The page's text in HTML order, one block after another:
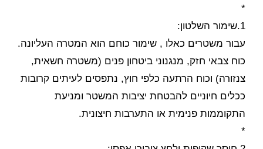
*
1.שימור השלטון:
עבור משטרים כאלו , שימור כוחם הוא המטרה העליונה.
כוח צבאי חזק, מנגנוני ביטחון פנים (משטרה חשאית,
צנזורה) וכוח הרתעה כלפי חוץ, נתפסים לעיתים קרובות
ככלים חיוניים להבטחת יציבות המשטר ומניעת
התקוממות פנימית או התערבות חיצונית.
*